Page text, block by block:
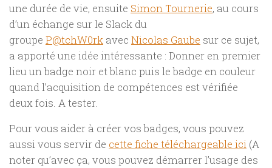
une durée de vie, ensuite Simon Tournerie, au cours
d’un échange sur le Slack du
groupe P@tchW0rk avec Nicolas Gaube sur ce sujet,
a apporté une idée intéressante : Donner en premier
lieu un badge noir et blanc puis le badge en couleur
quand l’acquisition de compétences est vérifiée
deux fois. A tester.
Pour vous aider à créer vos badges, vous pouvez
aussi vous servir de cette fiche téléchargeable ici (A
noter qu’avec ça, vous pouvez démarrer l’usage des